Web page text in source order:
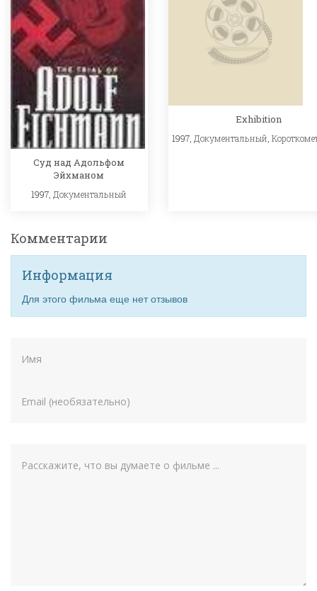
Суд над Адольфом
Эйхманом
1997, Документальный
Exhibition
1997,Документальный,
Комментарии
Информация
Для этого фильма еще нет отзывов